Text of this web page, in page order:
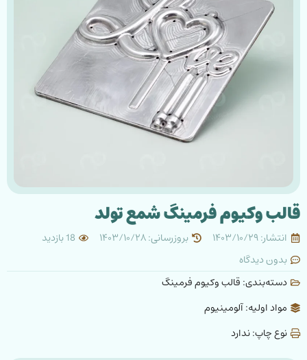
قالب وکیوم فرمینگ شمع تولد
انتشار: ۱۴۰۳/۱۰/۲۹ بروزرسانی: ۱۴۰۳/۱۰/۲۸
18 بازدید
بدون دیدگاه
دسته‌بندی: قالب وکیوم فرمینگ
مواد اولیه: آلومینیوم
نوع چاپ: ندارد